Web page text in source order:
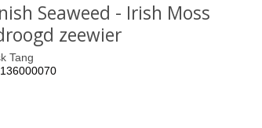
Seaweed - Irish Moss
zeewier
Tang